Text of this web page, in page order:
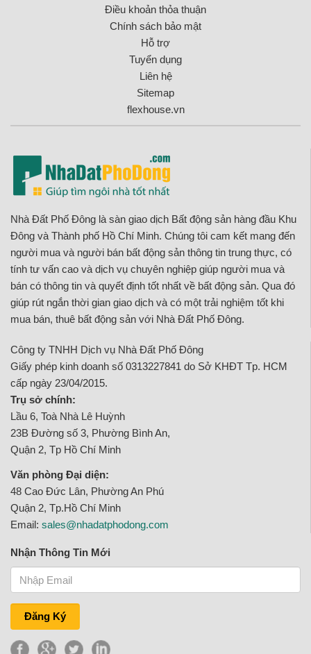
Điều khoản thỏa thuận
Chính sách bảo mật
Hỗ trợ
Tuyển dụng
Liên hệ
Sitemap
flexhouse.vn
Nhà Đất Phố Đông là sàn giao dịch Bất động sản hàng đầu Khu
Đông và Thành phố Hồ Chí Minh. Chúng tôi cam kết mang đến
người mua và người bán bất động sản thông tin trung thực, có
tính tư vấn cao và dịch vụ chuyên nghiệp giúp người mua và
bán có thông tin và quyết định tốt nhất về bất động sản. Qua đó
giúp rút ngắn thời gian giao dịch và có một trải nghiệm tốt khi
mua bán, thuê bất động sản với Nhà Đất Phố Đông.
Công ty TNHH Dịch vụ Nhà Đất Phố Đông
Giấy phép kinh doanh số 0313227841 do Sở KHĐT Tp. HCM
cấp ngày 23/04/2015.
Trụ sở chính:
Lầu 6, Toà Nhà Lê Huỳnh
23B Đường số 3, Phường Bình An,
Quận 2, Tp Hồ Chí Minh
Văn phòng Đại diện:
48 Cao Đức Lân, Phường An Phú
Quận 2, Tp.Hồ Chí Minh
Email: sales@nhadatphodong.com
Nhận Thông Tin Mới
Đăng Ký